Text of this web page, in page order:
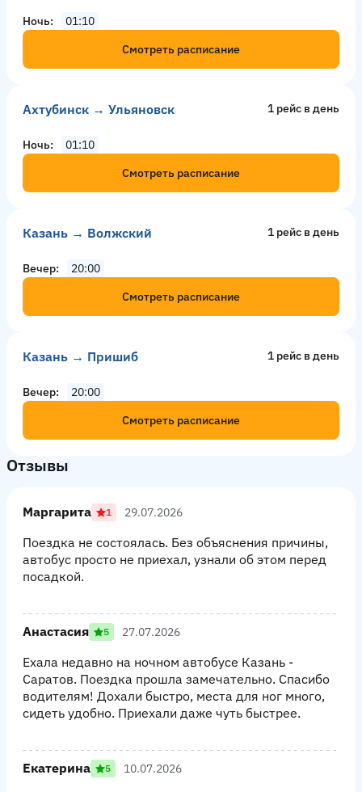
Ночь
01:10
Смотреть расписание
Ахтубинск → Ульяновск 1 рейс в день
Ночь
01:10
Смотреть расписание
Казань → Волжский 1 рейс в день
Вечер
20:00
Смотреть расписание
Казань → Пришиб 1 рейс в день
Вечер
20:00
Смотреть расписание
Отзывы
Маргарита 1 29.07.2026
Поездка не состоялась. Без объяснения причины,
автобус просто не приехал, узнали об этом перед
посадкой.
Анастасия 5 27.07.2026
Ехала недавно на ночном автобусе Казань -
Саратов. Поездка прошла замечательно. Спасибо
водителям! Дохали быстро, места для ног много,
сидеть удобно. Приехали даже чуть быстрее.
Екатерина 5 10.07.2026